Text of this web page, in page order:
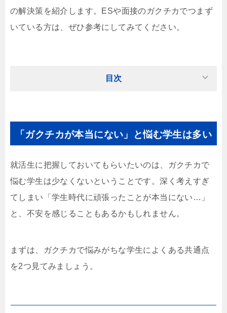
の解決策を紹介します。ESや面接のガクチカでつまず
いている方は、ぜひ参考にしてみてください。
目次
「ガクチカが本当にない」と悩む学生は多い
就活生に把握しておいてもらいたいのは、ガクチカで
悩む学生は少なくないということです。深く考えすぎ
てしまい「学生時代に頑張ったことが本当にない…」
と、不安を感じることもあるかもしれません。
まずは、ガクチカで悩みがちな学生によくある共通点
を2つ見てみましょう。